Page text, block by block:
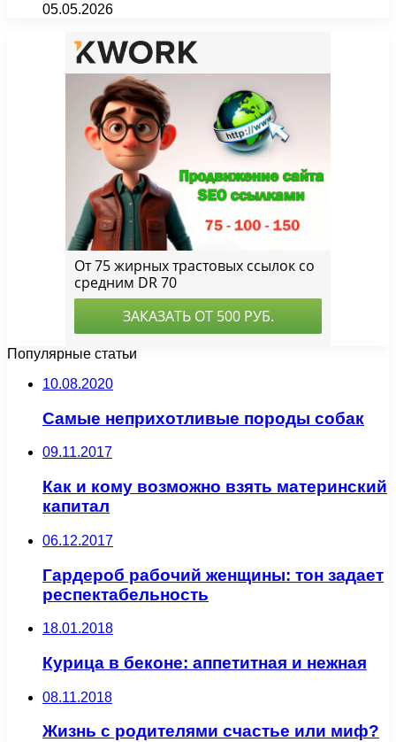
05.05.2026
Популярные статьи
10.08.2020
Самые неприхотливые породы собак
09.11.2017
Как и кому возможно взять материнский
капитал
06.12.2017
Гардероб рабочий женщины: тон задает
респектабельность
18.01.2018
Курица в беконе: аппетитная и нежная
08.11.2018
Жизнь с родителями счастье или миф?